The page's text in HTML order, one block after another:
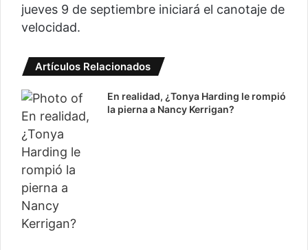
jueves 9 de septiembre iniciará el canotaje de
velocidad.
Artículos Relacionados
En realidad, ¿Tonya Harding le rompió
la pierna a Nancy Kerrigan?